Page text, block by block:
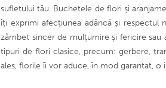
sufletului tău. Buchetele de flori și
îți exprimi afecțiunea adâncă și
zâmbet sincer de mulțumire și fericire sau
tipuri de flori clasice, precum: gerbere,
ales, florile îi vor aduce, în mod garantat, o